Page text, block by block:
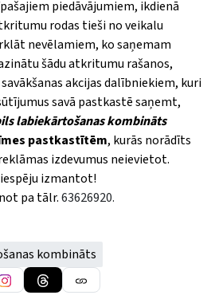
piedāvājumiem, ikdienā
rodas tieši no veikalu
nevēlamiem, ko saņemam
šādu atkritumu rašanos,
akcijas dalībniekiem, kuri
savā pastkastē saņemt,
labiekārtošanas kombināts
pastkastītēm, kurās norādīts
izdevumus neievietot.
izmantot!
pa tālr.63626920.
kombināts